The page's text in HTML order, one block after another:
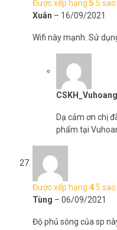
Được xếp hạng 5 5 sao
Xuân – 16/09/2021
Wifi này mạnh. Sử
Dạ cảm ơn chị
phẩm tại
Được xếp hạng 4 5 sao
Tùng – 06/09/2021
Độ phủ sóng của sp